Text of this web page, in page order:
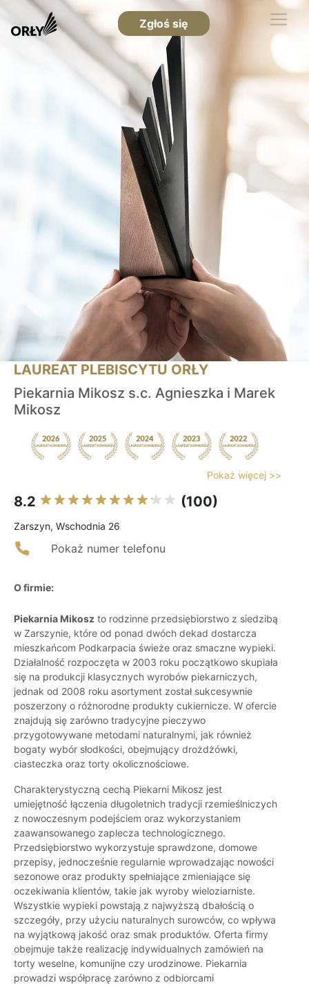
Zgłoś się
LAUREAT PLEBISCYTU ORŁY
Piekarnia Mikosz s.c. Agnieszka i Marek
Mikosz
Pokaż więcej >>
8.2 (100)
Zarszyn, Wschodnia 26
Pokaż numer telefonu
O firmie:
Piekarnia Mikosz to rodzinne przedsiębiorstwo z siedzibą
w Zarszynie, które od ponad dwóch dekad dostarcza
mieszkańcom Podkarpacia świeże oraz smaczne wypieki.
Działalność rozpoczęta w 2003 roku początkowo skupiała
się na produkcji klasycznych wyrobów piekarniczych,
jednak od 2008 roku asortyment został sukcesywnie
poszerzony o różnorodne produkty cukiernicze. W ofercie
znajdują się zarówno tradycyjne pieczywo
przygotowywane metodami naturalnymi, jak również
bogaty wybór słodkości, obejmujący drożdżówki,
ciasteczka oraz torty okolicznościowe.
Charakterystyczną cechą Piekarni Mikosz jest
umiejętność łączenia długoletnich tradycji rzemieślniczych
z nowoczesnym podejściem oraz wykorzystaniem
zaawansowanego zaplecza technologicznego.
Przedsiębiorstwo wykorzystuje sprawdzone, domowe
przepisy, jednocześnie regularnie wprowadzając nowości
sezonowe oraz produkty spełniające zmieniające się
oczekiwania klientów, takie jak wyroby wieloziarniste.
Wszystkie wypieki powstają z najwyższą dbałością o
szczegóły, przy użyciu naturalnych surowców, co wpływa
na wyjątkową jakość oraz smak produktów. Oferta firmy
obejmuje także realizację indywidualnych zamówień na
torty weselne, komunijne czy urodzinowe. Piekarnia
prowadzi współpracę zarówno z odbiorcami